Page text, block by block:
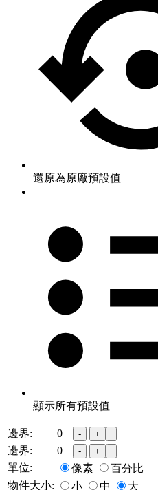
還原為原廠預設值
顯示所有預設值
邊界: 0 - +
邊界: 0 - +
單位: 像素
百分比
物件大小:
小 中 大